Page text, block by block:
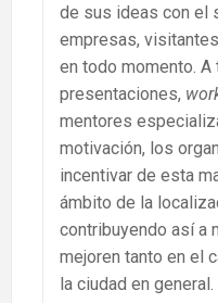
de sus ideas con el
empresas,
en todo momento. A
presentaciones,
mentores
motivación, los
incentivar de esta
ámbito de la
contribuyendo así a
mejoren tanto en el
la ciudad en general.